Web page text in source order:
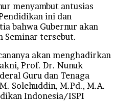
menyambut antusias
ini dan
bahwa Gubernur akan
Seminar tersebut.
akan menghadirkan
Prof. Dr. Nunuk
Guru dan Tenaga
Solehuddin, M.Pd., M.A.
Indonesia/ISPI